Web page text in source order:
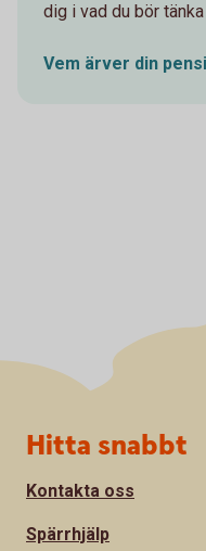
dig i vad du bör tänka
Vem ärver din
Sidfot
Hitta snabbt
Kontakta oss
Spärrhjälp